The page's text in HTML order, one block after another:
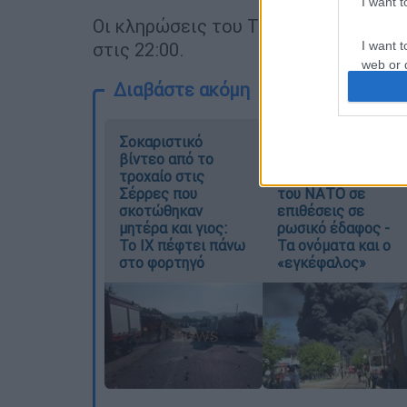
I want
web or
I want
or app.
I want
I want
Οι κληρώσεις του Τζόκερ
στις 22:00.
Διαβάστε ακόμη
Σοκαριστικό
βίντεο από το
τροχαίο στις
Σέρρες που
σκοτώθηκαν
μητέρα και γιος:
Το ΙΧ πέφτει πάνω
στο φορτηγό
του ΝΑΤΟ σε
επιθέσεις σε
ρωσικό έδαφος -
Τα ονόματα και ο
«εγκέφαλος»